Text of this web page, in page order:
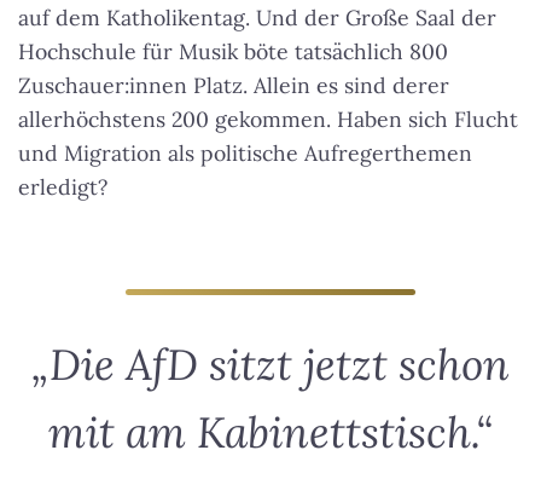
auf dem Katholikentag. Und der Große Saal der
Hochschule für Musik böte tatsächlich 800
Zuschauer:innen Platz. Allein es sind derer
allerhöchstens 200 gekommen. Haben sich Flucht
und Migration als politische Aufregerthemen
erledigt?
„Die AfD sitzt jetzt schon
mit am Kabinettstisch.“